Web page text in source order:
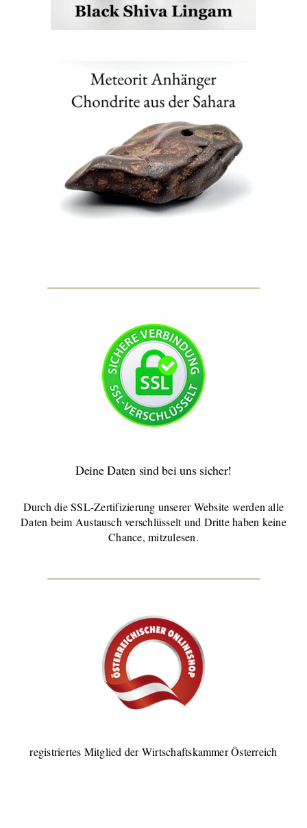
Deine Daten sind bei uns sicher!
Durch die SSL-Zertifizierung unserer Website werden alle
Daten beim Austausch verschlüsselt und Dritte haben keine
Chance, mitzulesen.
registriertes Mitglied der Wirtschaftskammer Österreich